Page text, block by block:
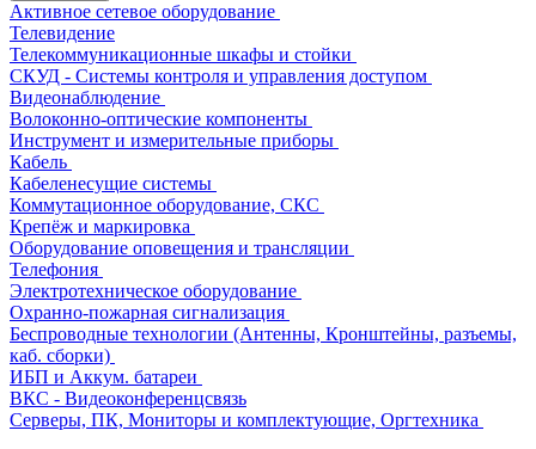
Активное сетевое оборудование
Телевидение
Телекоммуникационные шкафы и стойки
СКУД - Системы контроля и управления доступом
Видеонаблюдение
Волоконно-оптические компоненты
Инструмент и измерительные приборы
Кабель
Кабеленесущие системы
Коммутационное оборудование, СКС
Крепёж и маркировка
Оборудование оповещения и трансляции
Телефония
Электротехническое оборудование
Охранно-пожарная сигнализация
Беспроводные технологии (Антенны, Кронштейны, разъемы,
каб. сборки)
ИБП и Аккум. батареи
ВКС - Видеоконференцсвязь
Серверы, ПК, Мониторы и комплектующие, Оргтехника